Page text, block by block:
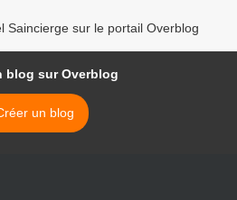
Saincierge sur le portail Overblog
blog sur Overblog
un blog